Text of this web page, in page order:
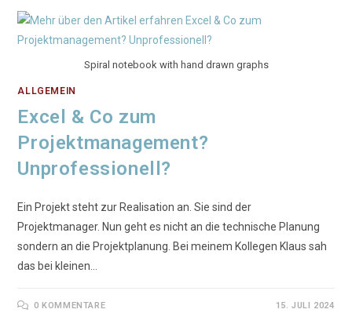
Spiral notebook with hand drawn graphs
ALLGEMEIN
Excel & Co zum
Projektmanagement?
Unprofessionell?
Ein Projekt steht zur Realisation an. Sie sind der
Projektmanager. Nun geht es nicht an die technische Planung
sondern an die Projektplanung. Bei meinem Kollegen Klaus sah
das bei kleinen…
0 KOMMENTARE 15. JULI 2024